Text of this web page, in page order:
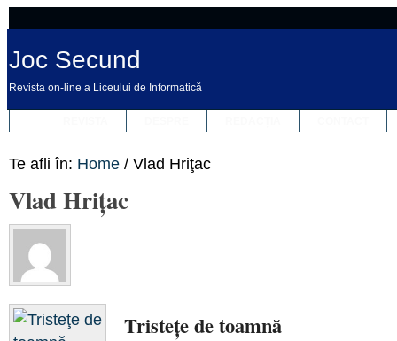
Joc Secund
Revista on-line a Liceului de Informatică
Te afli în: Home / Vlad Hriţac
Vlad Hriţac
Tristeţe de toamnă